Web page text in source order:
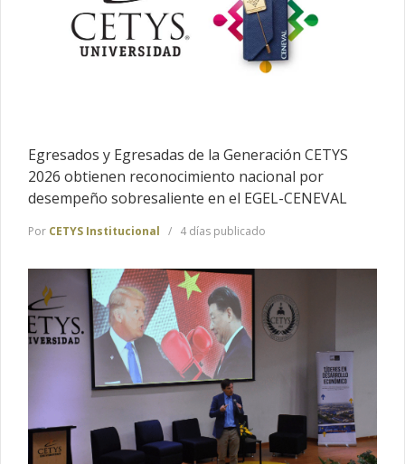
Egresados y Egresadas de la Generación CETYS
2026 obtienen reconocimiento nacional por
desempeño sobresaliente en el EGEL-CENEVAL
Por CETYS Institucional 4 días publicado